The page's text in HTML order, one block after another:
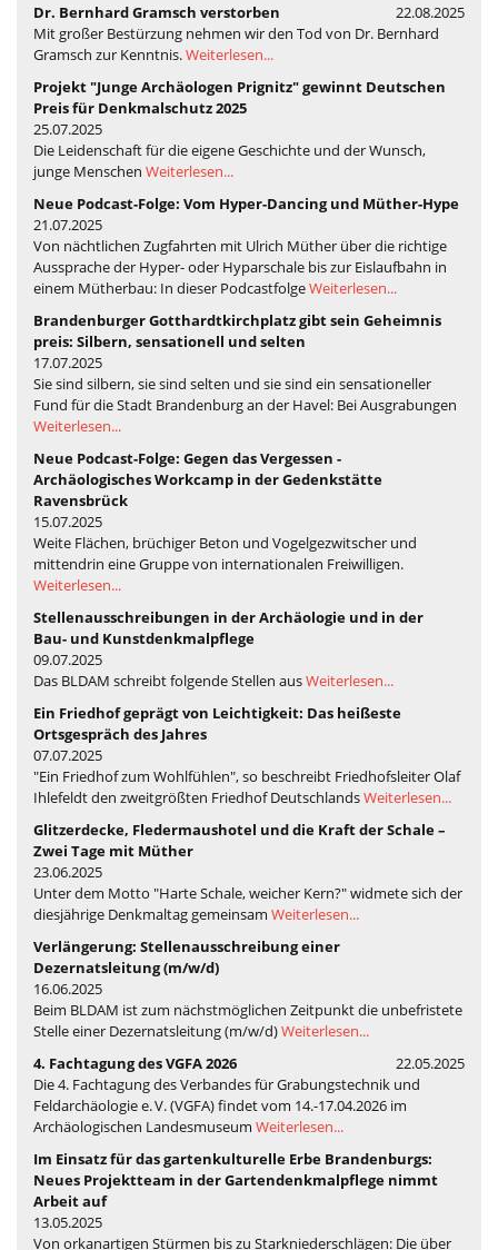
Dr. Bernhard Gramsch verstorben
22.08.2025
Mit großer Bestürzung nehmen wir den Tod von Dr. Bernhard
Gramsch zur Kenntnis.Weiterlesen...
Projekt "Junge Archäologen Prignitz" gewinnt Deutschen
Preis für Denkmalschutz 2025
25.07.2025
Die Leidenschaft für die eigene Geschichte und der Wunsch,
junge Menschen Weiterlesen...
Neue Podcast-Folge: Vom Hyper-Dancing und Müther-Hype
21.07.2025
Von nächtlichen Zugfahrten mit Ulrich Müther über die richtige
Aussprache der Hyper- oder Hyparschale bis zur Eislaufbahn in
einem Mütherbau: In dieser PodcastfolgeWeiterlesen...
Brandenburger Gotthardtkirchplatz gibt sein Geheimnis
preis: Silbern, sensationell und selten
17.07.2025
Sie sind silbern, sie sind selten und sie sind ein sensationeller
Fund für die Stadt Brandenburg an der Havel: Bei Ausgrabungen
Weiterlesen...
Neue Podcast-Folge: Gegen das Vergessen -
Archäologisches Workcamp in der Gedenkstätte
Ravensbrück
15.07.2025
Weite Flächen, brüchiger Beton und Vogelgezwitscher und
mittendrin eine Gruppe von internationalen Freiwilligen.
Weiterlesen...
Stellenausschreibungen in der Archäologie und in der
Bau- und Kunstdenkmalpflege
09.07.2025
Das BLDAM schreibt folgende Stellen ausWeiterlesen...
Ein Friedhof geprägt von Leichtigkeit: Das heißeste
Ortsgespräch des Jahres
07.07.2025
"Ein Friedhof zum Wohlfühlen", so beschreibt Friedhofsleiter Olaf
Ihlefeldt den zweitgrößten Friedhof DeutschlandsWeiterlesen...
Glitzerdecke, Fledermaushotel und die Kraft der Schale –
Zwei Tage mit Müther
23.06.2025
Unter dem Motto "Harte Schale, weicher Kern?" widmete sich der
diesjährige Denkmaltag gemeinsam Weiterlesen...
Verlängerung: Stellenausschreibung einer
Dezernatsleitung (m/w/d)
16.06.2025
Beim BLDAM ist zum nächstmöglichen Zeitpunkt die unbefristete
Stelle einer Dezernatsleitung (m/w/d)Weiterlesen...
4. Fachtagung des VGFA 2026
22.05.2025
Die 4. Fachtagung des Verbandes für Grabungstechnik und
Feldarchäologie e. V. (VGFA) findet vom 14.-17.04.2026 im
Archäologischen Landesmuseum Weiterlesen...
Im Einsatz für das gartenkulturelle Erbe Brandenburgs:
Neues Projektteam in der Gartendenkmalpflege nimmt
Arbeit auf
13.05.2025
Von orkanartigen Stürmen bis zu Starkniederschlägen: Die über